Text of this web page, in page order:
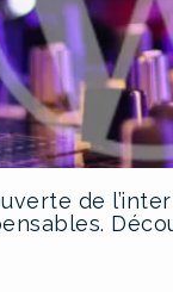
de